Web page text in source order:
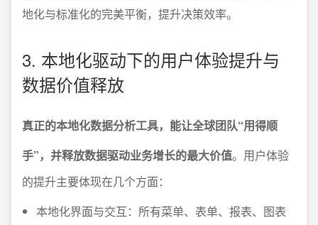
地化与标准化的完美平衡，提升决策效率。
3. 本地化驱动下的用户体验提升与
数据价值释放
真正的本地化数据分析工具，能让全球团队“用得顺
手”，并释放数据驱动业务增长的最大价值。用户体验
的提升主要体现在几个方面：
本地化界面与交互：所有菜单、表单、报表、图表